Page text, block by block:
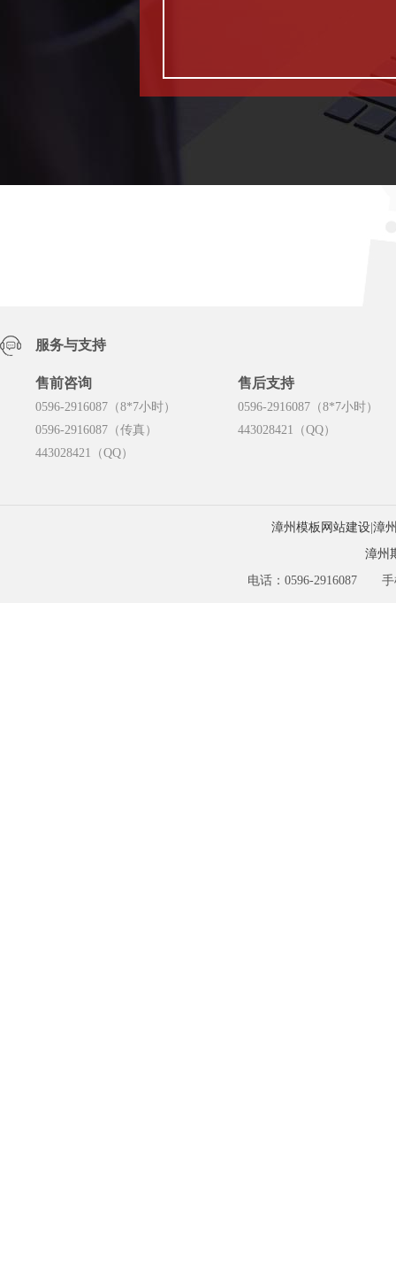
服务与支持
售前咨询
0596-2916087（8*7小时）
0596-2916087（传真）
443028421（QQ）
售后支持
0596-2916087（8*7小时）
443028421（QQ）
漳州模板网站建设| 漳
漳州
电话：0596-2916087 手